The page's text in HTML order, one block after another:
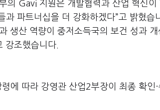
의 Gavi 지원은 개발협력과 산업 혁신
과 파트너십을 더 강화하겠다”고 밝혔
생산 역량이 중저소득국의 보건 성과
강조했습니다.
에 따라 강영관 산업2부장이 최종 확인·